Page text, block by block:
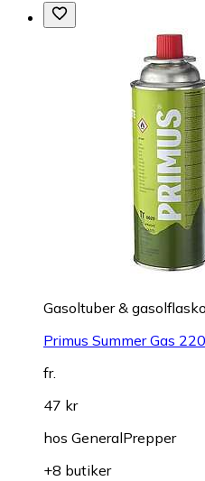
Gasoltuber &
Primus Summer Gas
fr.
47 kr
hos GeneralPrepper
+8 butiker